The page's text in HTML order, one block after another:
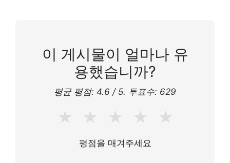
이 게시물이 얼마나 유
용했습니까?
평균 평점: 4.6 / 5. 투표수: 629
★ ★ ★ ★ ★
평점을 매겨주세요